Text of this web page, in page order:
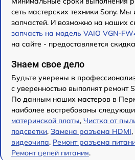
сеть мастерских техники Sony.
запчастей. И возможно на наших
запчасть на модель VAIO VGN-
на сайте - предоставляется
Знаем свое дело
Будьте уверены в
с уверенностью выполнят ремонт
По данным наших мастеров в
наиболее востребованы
материнской платы, Чистка от
подсветки, Замена разъема HDMI,
видеочипа, Ремонт разъема
Ремонт цепей питания.